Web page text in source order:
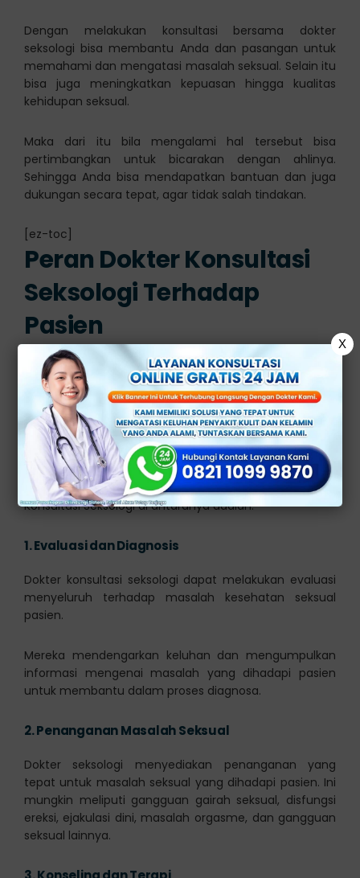
Dengan melakukan konsultasi bersama dokter
seksologi bisa membantu Anda dan pasangan untuk
memahami dan mengatasi masalah seksual. Selain itu
bisa juga meningkatkan kepuasan hingga kualitas
kehidupan seksual.
Maka dari itu bila mengalami hal tersebut bisa
pertimbangkan untuk bicarakan dengan ahlinya.
Sehingga Anda bisa mendapatkan bantuan dan juga
dukungan secara tepat, agar tidak salah tindakan.
[ez-toc]
Peran Dokter Konsultasi
Seksologi Terhadap
Pasien
Dokter konsultasi seksologi adalah seorang dokter atau
profesional medis yang memiliki keahlian dan
pengalaman khusus dalam bidang seksologi.
Mereka adalah ahli dalam memahami dan mengatasi
masalah kesehatan seksual serta gangguan seksual
yang mungkin dialami oleh pasien. Peran Dokter
Konsultasi Seksologi di antaranya adalah:
1.Evaluasi dan Diagnosis
Dokter konsultasi seksologi dapat melakukan evaluasi
menyeluruh terhadap masalah kesehatan seksual
pasien.
Mereka mendengarkan keluhan dan mengumpulkan
informasi mengenai masalah yang dihadapi pasien
untuk membantu dalam proses diagnosa.
2.Penanganan Masalah Seksual
Dokter seksologi menyediakan penanganan yang
tepat untuk masalah seksual yang dihadapi pasien. Ini
mungkin meliputi gangguan gairah seksual, disfungsi
ereksi, ejakulasi dini, masalah orgasme, dan gangguan
seksual lainnya.
X